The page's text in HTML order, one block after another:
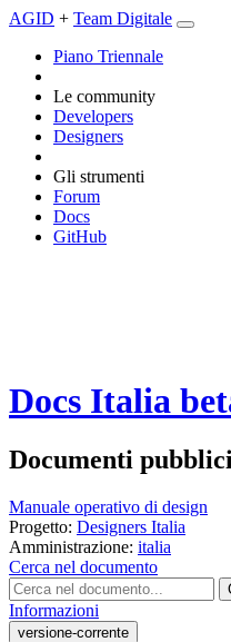
AGID + Team Digitale
Piano Triennale
Le community
Developers
Designers
Gli strumenti
Forum
Docs
GitHub
Docs Italia
Documenti
Manuale operativo di design
Progetto: Designers Italia
Amministrazione: italia
Cerca nel documento
Informazioni
versione-corrente